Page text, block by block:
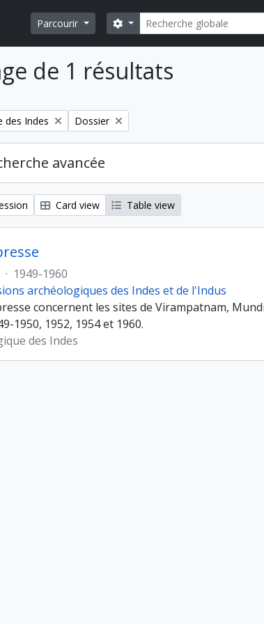
Parcourir Rechercher
Search options
de 1 résultats
des Indes Remove filter:
Dossier
avancée
Card view Table view
· 1949-1960
archéologiques des Indes et de l'Indus
concernent les sites de Virampatnam,
1950, 1952, 1954 et 1960.
des Indes